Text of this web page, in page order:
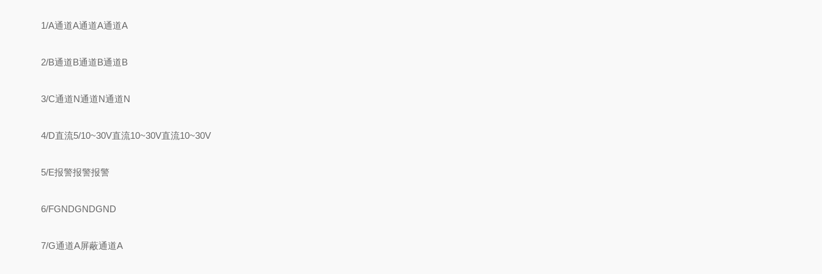
1/A通道A通道A通道A
2/B通道B通道B通道B
3/C通道N通道N通道N
4/D直流5/10~30V直流10~30V直流10~30V
5/E报警报警报警
6/FGNDGNDGND
7/G通道A屏蔽通道A